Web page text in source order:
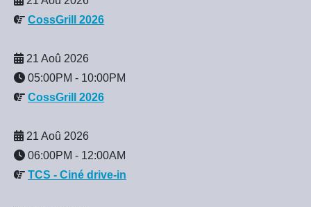
CossGrill 2026
21 Aoû 2026
05:00PM - 10:00PM
CossGrill 2026
21 Aoû 2026
06:00PM - 12:00AM
TCS - Ciné drive-in